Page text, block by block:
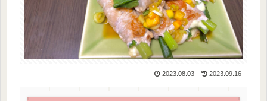
2023.08.03 2023.09.16